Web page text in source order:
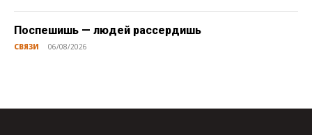
Поспешишь — людей рассердишь
СВЯЗИ 06/08/2026